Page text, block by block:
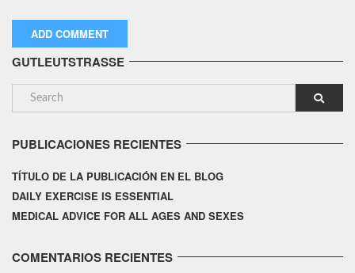
GUTLEUTSTRASSE
PUBLICACIONES RECIENTES
TÍTULO DE LA PUBLICACIÓN EN EL BLOG
DAILY EXERCISE IS ESSENTIAL
MEDICAL ADVICE FOR ALL AGES AND SEXES
COMENTARIOS RECIENTES